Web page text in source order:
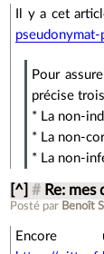
Il y a cet
Pour
précise
* La non-
* La non-
* La non-
[^] # Re: mes
Posté par Benoît
Encore